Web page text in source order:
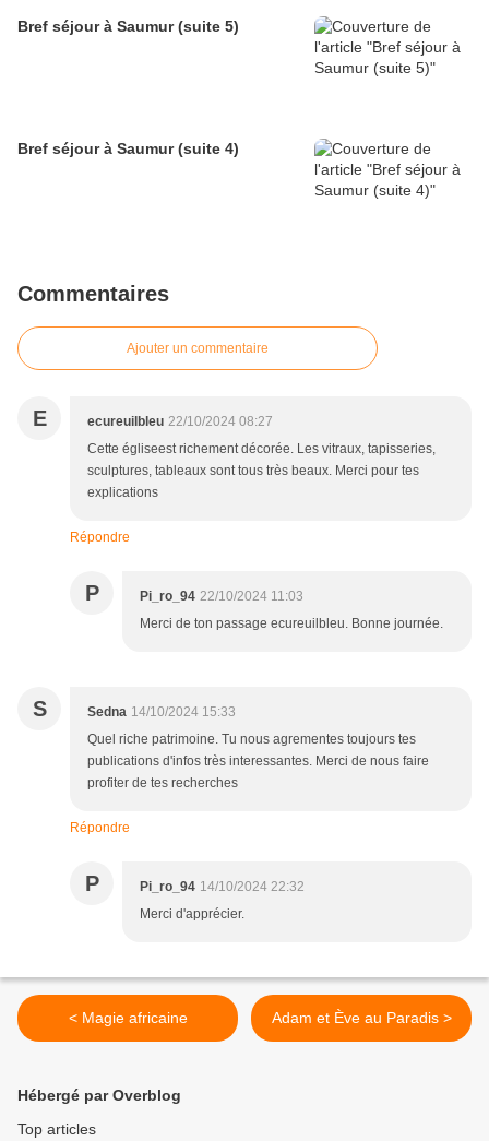
Bref séjour à Saumur (suite 5)
Bref séjour à Saumur (suite 4)
Commentaires
Ajouter un commentaire
E ecureuilbleu 22/10/2024 08:27
Cette égliseest richement décorée. Les vitraux, tapisseries,
sculptures, tableaux sont tous très beaux. Merci pour tes
explications
Répondre
P Pi_ro_94 22/10/2024 11:03
Merci de ton passage ecureuilbleu. Bonne journée.
S Sedna 14/10/2024 15:33
Quel riche patrimoine. Tu nous agrementes toujours tes
publications d'infos très interessantes. Merci de nous faire
profiter de tes recherches
Répondre
P Pi_ro_94 14/10/2024 22:32
Merci d'apprécier.
< Magie africaine Adam et Ève au Paradis >
Hébergé par Overblog
Top articles